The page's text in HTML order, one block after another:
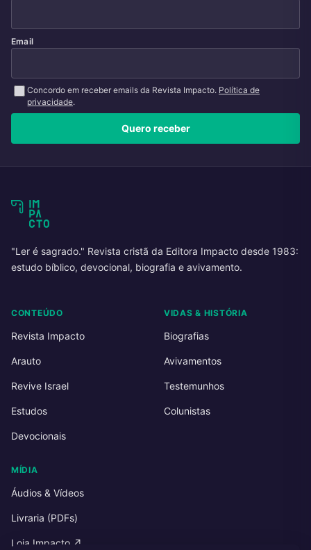
Email
Concordo em receber emails da Revista Impacto. Política de
privacidade.
Quero receber
"Ler é sagrado." Revista cristã da Editora Impacto desde 1983:
estudo bíblico, devocional, biografia e avivamento.
CONTEÚDO
Revista Impacto
Arauto
Revive Israel
Estudos
Devocionais
VIDAS & HISTÓRIA
Biografias
Avivamentos
Testemunhos
Colunistas
MÍDIA
Áudios & Vídeos
Livraria (PDFs)
Loja Impacto ↗